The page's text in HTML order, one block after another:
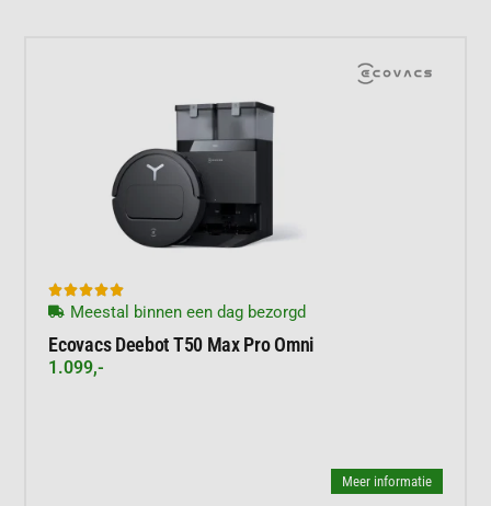

Meestal binnen een dag bezorgd
Ecovacs Deebot T50 Max Pro Omni
1.099,-
Meer informatie